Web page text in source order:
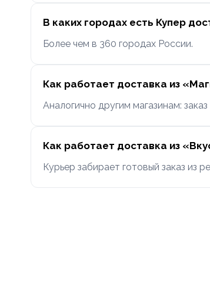
В каких городах есть Купер
Более чем в 360 городах России.
Как работает доставка из
Аналогично другим магазинам:
Как работает доставка из
Курьер забирает готовый заказ из